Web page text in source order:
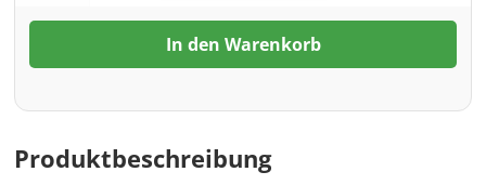
In den Warenkorb
Produktbeschreibung